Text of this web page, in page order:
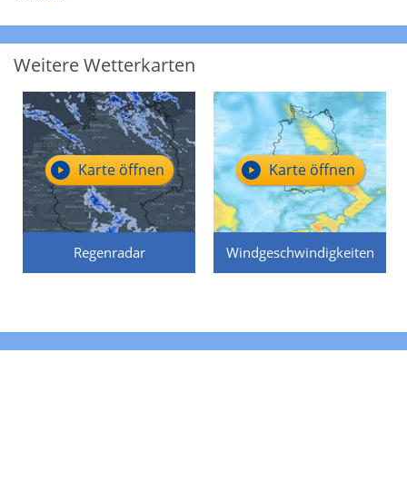
Weitere Wetterkarten
Regenradar
Karte öffnen
Windgeschwindigkeiten
Karte öffnen